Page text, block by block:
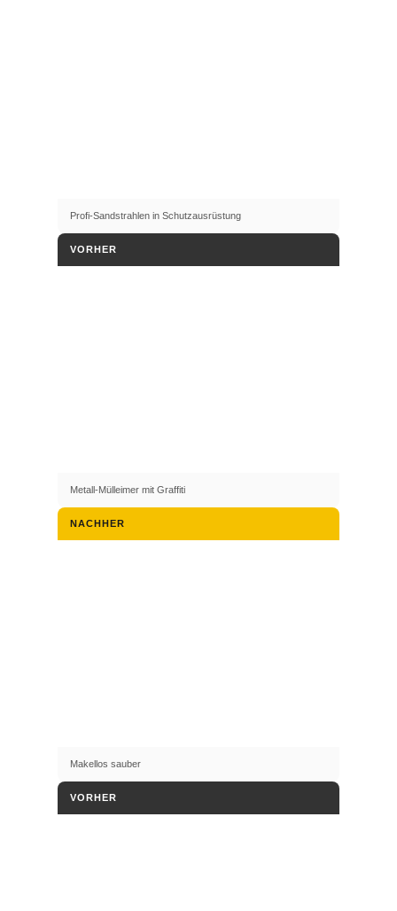
Profi-Sandstrahlen in Schutzausrüstung
VORHER
Metall-Mülleimer mit Graffiti
NACHHER
Makellos sauber
VORHER